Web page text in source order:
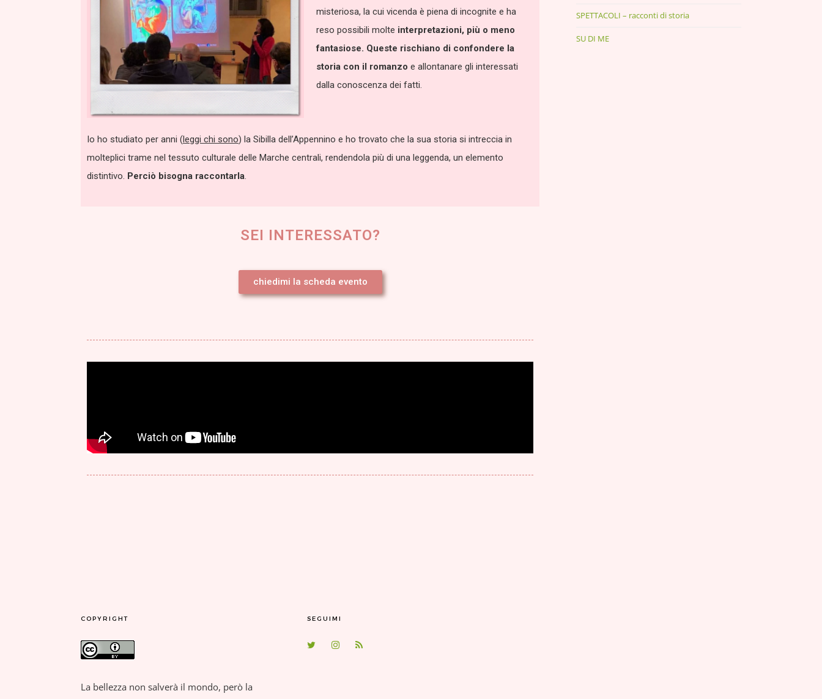
misteriosa, la cui vicenda è piena di incognite e ha
reso possibili molte interpretazioni, più o meno
fantasiose. Queste rischiano di confondere la
storia con il romanzo e allontanare gli interessati
dalla conoscenza dei fatti.
Io ho studiato per anni (leggi chi sono) la Sibilla dell’Appennino e ho trovato che la sua storia si intreccia in
molteplici trame nel tessuto culturale delle Marche centrali, rendendola più di una leggenda, un elemento
distintivo. Perciò bisogna raccontarla.
SEI INTERESSATO?
chiedimi la scheda evento
SPETTACOLI – racconti di storia
SU DI ME
COPYRIGHT
La bellezza non salverà il mondo, però la
SEGUIMI